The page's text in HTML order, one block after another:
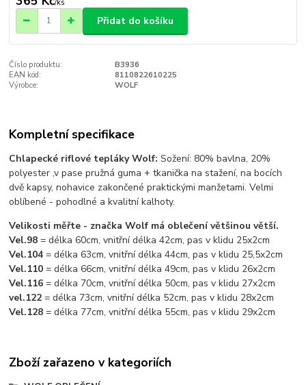
/ks
Přidat do košíku
Číslo produktu:
B3936
EAN kód:
8110822610225
Výrobce:
WOLF
Kompletní specifikace
Chlapecké riflové tepláky Wolf: Sožení: 80% bavlna, 20%
polyester ,v pase pružná guma + tkanička na stažení, na bocích
dvě kapsy, nohavice zakončené praktickými manžetami. Velmi
oblíbené - pohodlné a kvalitní kalhoty.
Velikosti měřte - značka Wolf má oblečení většinou větší.
Vel.98= délka 60cm, vnitřní délka 42cm, pas v klidu 25x2cm
Vel.104 = délka 63cm, vnitřní délka 44cm, pas v klidu 25,5x2cm
Vel.110= délka 66cm, vnitřní délka 49cm, pas v klidu 26x2cm
Vel.116 = délka 70cm, vnitřní délka 50cm, pas v klidu 27x2cm
vel.122= délka 73cm, vnitřní délka 52cm, pas v klidu 28x2cm
Vel.128 = délka 77cm, vnitřní délka 55cm, pas v klidu 29x2cm
Zboží zařazeno v kategoriích